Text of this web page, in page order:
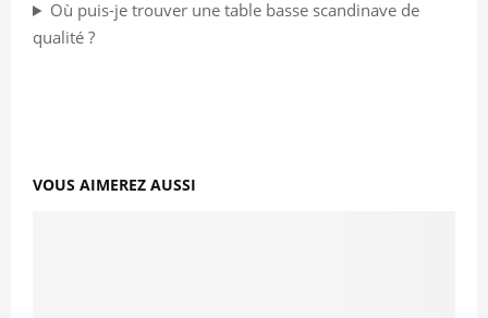
Où puis-je trouver une table basse scandinave de
qualité ?
VOUS AIMEREZ AUSSI